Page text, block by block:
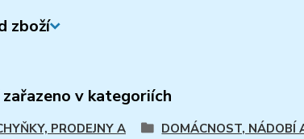
zboží
v kategoriích
PRODEJNY A
DOMÁCNOST, NÁDOBÍ